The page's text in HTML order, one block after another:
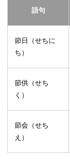
語句
節日（せちに
ち）
節供（せち
く）
節会（せち
え）